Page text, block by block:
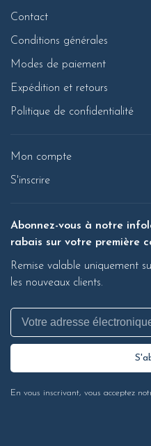
Contact
Conditions générales
Modes de paiement
Expédition et retours
Politique de confidentialité
Mon compte
S'inscrire
Abonnez-vous à notre
rabais sur votre première
Remise valable uniquement
les nouveaux clients.
En vous inscrivant, vous acceptez